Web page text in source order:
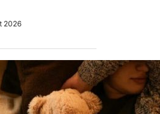
2026